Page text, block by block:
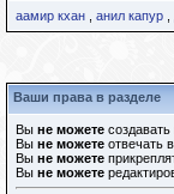
аамир кхан
анил капур
Ваши права в разделе
Вы не можете
Вы не можете отвечать
Вы не можете
Вы не можете